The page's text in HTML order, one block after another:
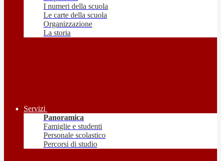
I numeri della scuola
Le carte della scuola
Organizzazione
La storia
Servizi
Panoramica
Famiglie e studenti
Personale scolastico
Percorsi di studio